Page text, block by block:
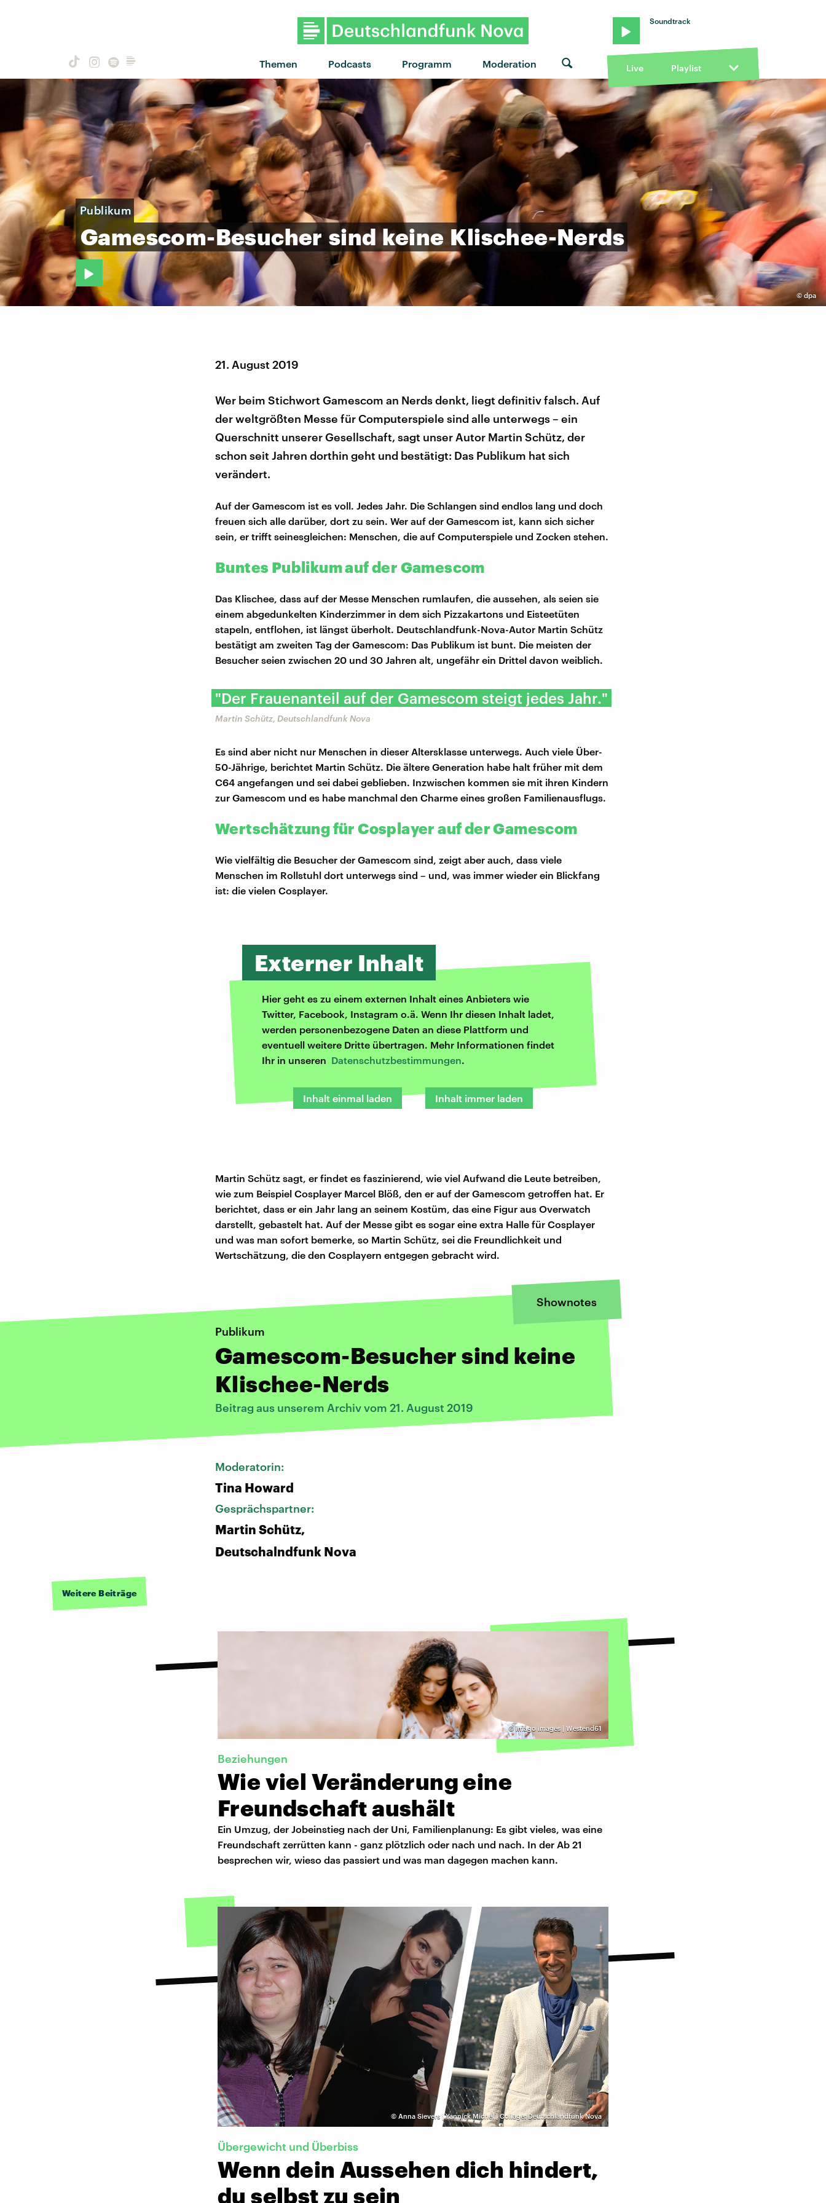
Themen Podcasts Programm Moderation
Soundtrack
Live Playlist
©dpa
Publikum
Gamescom-Besucher sind keine Klischee-Nerds
21. August 2019
Wer beim Stichwort Gamescom an Nerds denkt, liegt definitiv falsch. Auf
der weltgrößten Messe für Computerspiele sind alle unterwegs – ein
Querschnitt unserer Gesellschaft, sagt unser Autor Martin Schütz, der
schon seit Jahren dorthin geht und bestätigt: Das Publikum hat sich
verändert.
Auf der Gamescom ist es voll. Jedes Jahr. Die Schlangen sind endlos lang und doch
freuen sich alle darüber, dort zu sein. Wer auf der Gamescom ist, kann sich sicher
sein, er trifft seinesgleichen: Menschen, die auf Computerspiele und Zocken stehen.
Buntes Publikum auf der Gamescom
Das Klischee, dass auf der Messe Menschen rumlaufen, die aussehen, als seien sie
einem abgedunkelten Kinderzimmer in dem sich Pizzakartons und Eisteetüten
stapeln, entflohen, ist längst überholt. Deutschlandfunk-Nova-Autor Martin Schütz
bestätigt am zweiten Tag der Gamescom: Das Publikum ist bunt. Die meisten der
Besucher seien zwischen 20 und 30 Jahren alt, ungefähr ein Drittel davon weiblich.
"Der Frauenanteil auf der Gamescom steigt jedes Jahr."
Martin Schütz, Deutschlandfunk Nova
Es sind aber nicht nur Menschen in dieser Altersklasse unterwegs. Auch viele Über-
50-Jährige, berichtet Martin Schütz. Die ältere Generation habe halt früher mit dem
C64 angefangen und sei dabei geblieben. Inzwischen kommen sie mit ihren Kindern
zur Gamescom und es habe manchmal den Charme eines großen Familienausflugs.
Wertschätzung für Cosplayer auf der Gamescom
Wie vielfältig die Besucher der Gamescom sind, zeigt aber auch, dass viele
Menschen im Rollstuhl dort unterwegs sind – und, was immer wieder ein Blickfang
ist: die vielen Cosplayer.
Externer Inhalt
Hier geht es zu einem externen Inhalt eines Anbieters wie
Twitter, Facebook, Instagram o.ä. Wenn Ihr diesen Inhalt ladet,
werden personenbezogene Daten an diese Plattform und
eventuell weitere Dritte übertragen. Mehr Informationen findet
Ihr in unseren Datenschutzbestimmungen.
Inhalt einmal laden Inhalt immer laden
Martin Schütz sagt, er findet es faszinierend, wie viel Aufwand die Leute betreiben,
wie zum Beispiel Cosplayer Marcel Blöß, den er auf der Gamescom getroffen hat. Er
berichtet, dass er ein Jahr lang an seinem Kostüm, das eine Figur aus Overwatch
darstellt, gebastelt hat. Auf der Messe gibt es sogar eine extra Halle für Cosplayer
und was man sofort bemerke, so Martin Schütz, sei die Freundlichkeit und
Wertschätzung, die den Cosplayern entgegen gebracht wird.
Shownotes
Publikum
Gamescom-Besucher sind keine
Klischee-Nerds
Beitrag aus unserem Archiv vom 21. August 2019
Moderatorin:
Tina Howard
Gesprächspartner:
Martin Schütz,
Deutschalndfunk Nova
Weitere Beiträge
©imago images | Westend61
Beziehungen
Wie viel Veränderung eine
Freundschaft aushält
Ein Umzug, der Jobeinstieg nach der Uni, Familienplanung: Es gibt vieles, was eine
Freundschaft zerrütten kann - ganz plötzlich oder nach und nach. In der Ab 21
besprechen wir, wieso das passiert und was man dagegen machen kann.
© Anna Sievers | Yannick Michel | Collage: Deutschlandfunk Nova
Übergewicht und Überbiss
Wenn dein Aussehen dich hindert,
du selbst zu sein